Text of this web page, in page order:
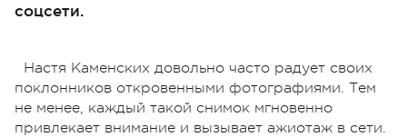
соцсети.
Настя Каменских довольно часто радует своих
поклонников откровенными фотографиями. Тем
не менее, каждый такой снимок мгновенно
привлекает внимание и вызывает ажиотаж в сети.